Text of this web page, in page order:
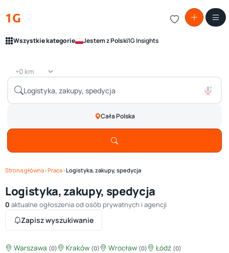
1G
Wszystkie kategorie Jestem z Polski1G Insights
Cała Polska
Strona główna›Praca›Logistyka, zakupy, spedycja
Logistyka, zakupy, spedycja
0 aktualne ogłoszenia od osób prywatnych i agencji
Zapisz wyszukiwanie
Warszawa (0) Kraków (0) Wrocław (0) Łódź (0)